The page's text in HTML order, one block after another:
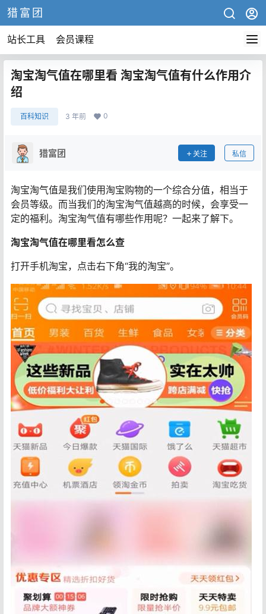
猎富团
站长工具 会员课程
淘宝淘气值在哪里看 淘宝淘气值有什么作用介
绍
百科知识 3 年前 0
猎富团 关注 私信
淘宝淘气值是我们使用淘宝购物的一个综合分值，相当于
会员等级。而当我们的淘宝淘气值越高的时候，会享受一
定的福利。淘宝淘气值有哪些作用呢？一起来了解下。
淘宝淘气值在哪里看怎么查
打开手机淘宝，点击右下角“我的淘宝”。